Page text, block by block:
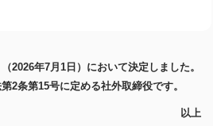
2026年7月1日）において決定しました。
2条第15号に定める社外取締役です。
以上